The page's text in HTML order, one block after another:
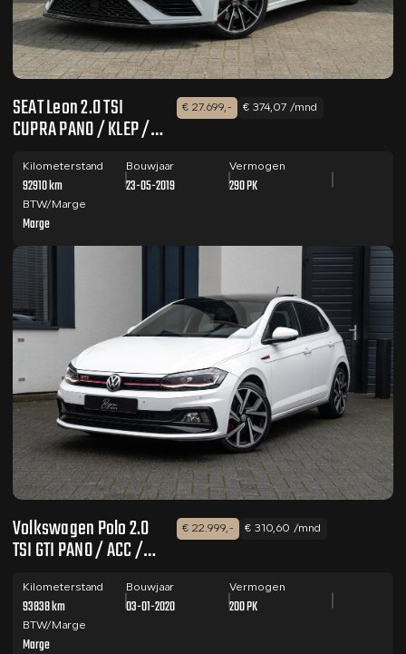
SEAT Leon 2.0 TSI
CUPRA PANO / KLEP /
€ 27.699,- € 374,07 /mnd
Kilometerstand
92910 km
Bouwjaar
23-05-2019
Vermogen
290 PK
BTW/Marge
Marge
Volkswagen Polo 2.0
TSI GTI PANO / ACC /
€ 22.999,- € 310,60 /mnd
Kilometerstand
93838 km
Bouwjaar
03-01-2020
Vermogen
200 PK
BTW/Marge
Marge